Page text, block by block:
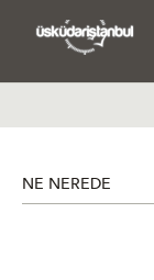
NE NEREDE